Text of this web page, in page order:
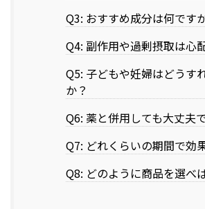
Q3: おすすめ成分は何です
Q4: 副作用や過剰摂取は心
Q5: 子どもや妊婦はどうす
か？
Q6: 薬と併用しても大丈夫
Q7: どれくらいの期間で効
Q8: どのように商品を選べ